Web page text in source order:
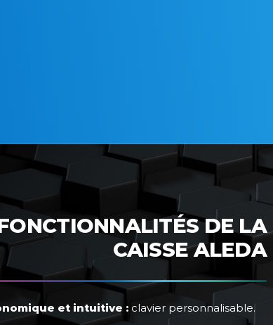
DE LA
CAISSE ALEDA
et intuitive : clavier personnalisable.